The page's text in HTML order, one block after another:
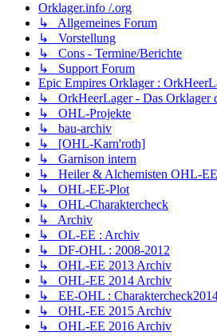
Orklager.info /.org
↳ Allgemeines Forum
↳ Vorstellung
↳ Cons - Termine/Berichte
↳ Support Forum
Epic Empires Orklager :
↳ OrkHeerLager - Das Orklager
↳ OHL-Projekte
↳ bau-archiv
↳ [OHL-Karn'roth]
↳ Garnison intern
↳ Heiler & Alchemisten OHL-EE
↳ OHL-EE-Plot
↳ OHL-Charaktercheck
↳ Archiv
↳ OL-EE : Archiv
↳ DF-OHL : 2008-2012
↳ OHL-EE 2013 Archiv
↳ OHL-EE 2014 Archiv
↳ EE-OHL :
↳ OHL-EE 2015 Archiv
↳ OHL-EE 2016 Archiv